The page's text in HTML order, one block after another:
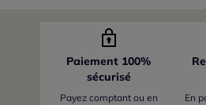
Paiement 100%
sécurisé
Payez comptant ou en
En